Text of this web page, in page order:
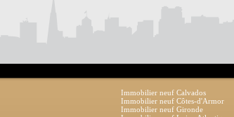
Immobilier neuf Calvados
Immobilier neuf Côtes-d'Armor
Immobilier neuf Gironde